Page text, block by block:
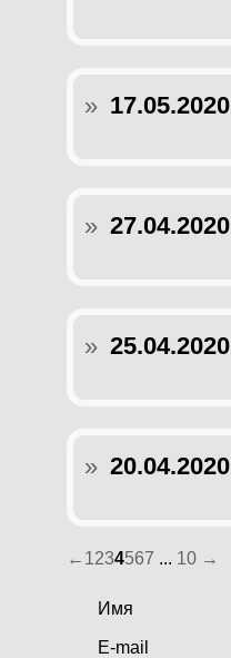
» 17.05.2020
» 27.04.2020
» 25.04.2020
» 20.04.2020
← 1234567 ... 10 →
Имя
E-mail